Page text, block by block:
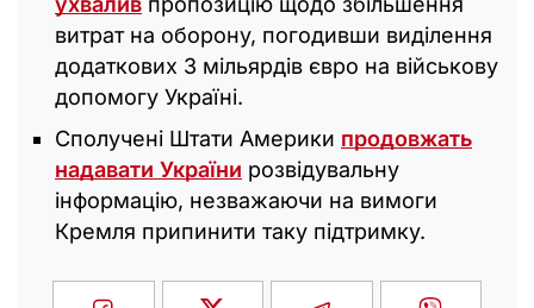
витрат на оборону, погодивши виділення
додаткових 3 мільярдів євро на військову
допомогу Україні.
Сполучені Штати Америки продовжать
надавати України розвідувальну
інформацію, незважаючи на вимоги
Кремля припинити таку підтримку.